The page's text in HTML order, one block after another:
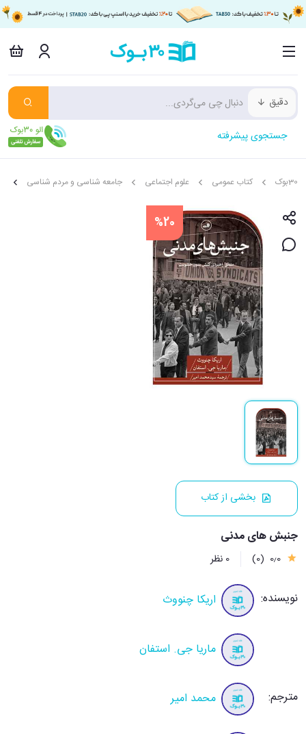
دقیق
جستجوی پیشرفته
30بوک کتاب عمومی علوم اجتماعی جامعه شناسی و مردم شناسی
%20
بخشی از کتاب
جنبش های مدنی
0٫0 (0) 0 نظر
نویسنده: اریکا چنووث
ماریا جی. استفان
مترجم: محمد امیر